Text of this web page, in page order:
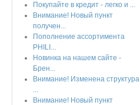
Покупайте в кредит - легко и ...
Внимание! Новый пункт
получен...
Пополнение ассортимента
PHILI...
Новинка на нашем сайте -
Брен...
Внимание! Изменена структура
...
Внимание! Новый пункт